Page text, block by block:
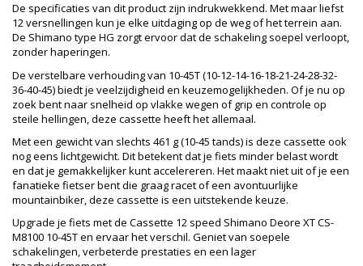
De specificaties van dit product zijn indrukwekkend. Met maar liefst
12 versnellingen kun je elke uitdaging op de weg of het terrein aan.
De Shimano type HG zorgt ervoor dat de schakeling soepel verloopt,
zonder haperingen.
De verstelbare verhouding van 10-45T (10-12-14-16-18-21-24-28-32-
36-40-45) biedt je veelzijdigheid en keuzemogelijkheden. Of je nu op
zoek bent naar snelheid op vlakke wegen of grip en controle op
steile hellingen, deze cassette heeft het allemaal.
Met een gewicht van slechts 461 g (10-45 tands) is deze cassette ook
nog eens lichtgewicht. Dit betekent dat je fiets minder belast wordt
en dat je gemakkelijker kunt accelereren. Het maakt niet uit of je een
fanatieke fietser bent die graag racet of een avontuurlijke
mountainbiker, deze cassette is een uitstekende keuze.
Upgrade je fiets met de Cassette 12 speed Shimano Deore XT CS-
M8100 10-45T en ervaar het verschil. Geniet van soepele
schakelingen, verbeterde prestaties en een lager